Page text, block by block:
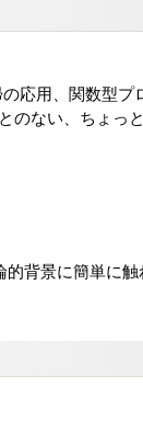
応用、関数型プ
のない、ちょっ
背景に簡単に